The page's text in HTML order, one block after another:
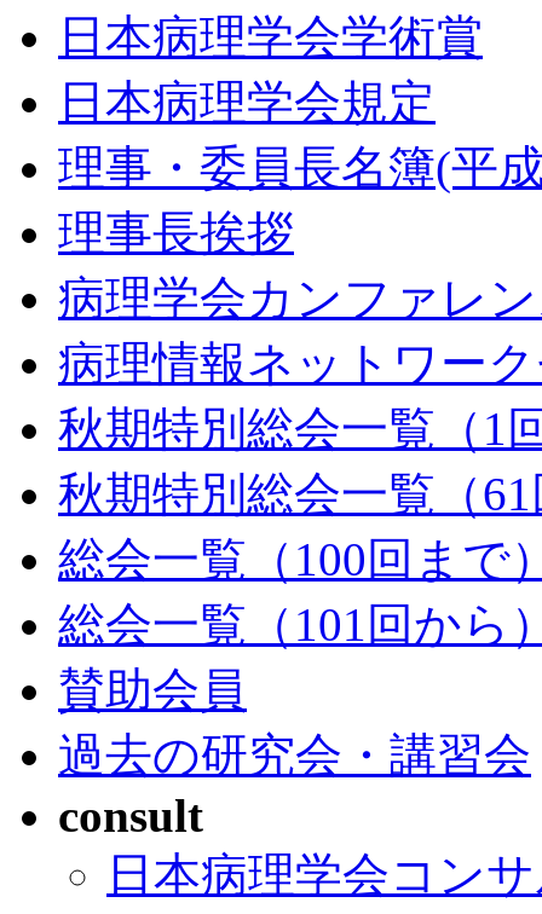
日本病理学会学術賞
日本病理学会規定
理事・委員長名簿(平
理事長挨拶
病理学会カンファレ
病理情報ネットワー
秋期特別総会一覧（1
秋期特別総会一覧（
総会一覧（100回まで
総会一覧（101回から
賛助会員
過去の研究会・講習会
consult
日本病理学会コン